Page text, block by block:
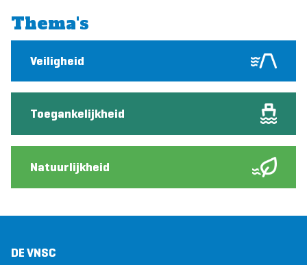
Thema's
Veiligheid
Toegankelijkheid
Natuurlijkheid
DE VNSC